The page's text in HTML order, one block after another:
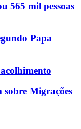
565 mil pessoas
Papa
Migrações